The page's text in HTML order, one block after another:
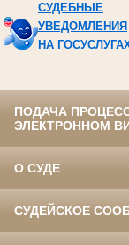
СУДЕБНЫЕ
УВЕДОМЛЕНИЯ
НА
ПОДАЧА
ЭЛЕКТРОННОМ
О СУДЕ
СУДЕЙСКОЕ